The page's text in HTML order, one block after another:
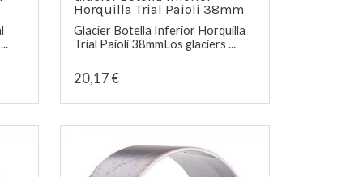
Horquilla Trial Paioli 38mm
Glacier Botella Inferior Horquilla
Trial Paioli 38mmLos glaciers ...
20,17 €